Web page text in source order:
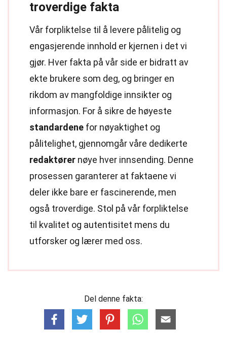
troverdige fakta
Vår forpliktelse til å levere pålitelig og
engasjerende innhold er kjernen i det vi
gjør. Hver fakta på vår side er bidratt av
ekte brukere som deg, og bringer en
rikdom av mangfoldige innsikter og
informasjon. For å sikre de høyeste
standardene for nøyaktighet og
pålitelighet, gjennomgår våre dedikerte
redaktører nøye hver innsending. Denne
prosessen garanterer at faktaene vi
deler ikke bare er fascinerende, men
også troverdige. Stol på vår forpliktelse
til kvalitet og autentisitet mens du
utforsker og lærer med oss.
Del denne fakta: